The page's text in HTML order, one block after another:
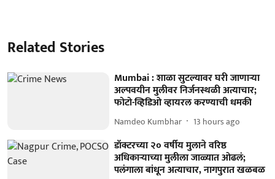
Related Stories
Mumbai : शाळा सुटल्यावर घरी जाणाऱ्या
अल्पवयीन मुलीवर निर्जनस्थळी अत्याचार;
फोटो-व्हिडिओ व्हायरल करण्याची धमकी
Namdeo Kumbhar 13 hours ago
डॉक्टरच्या २० वर्षीय मुलाने वरिष्ठ
अधिकाऱ्याच्या मुलीला जाळ्यात ओढलं;
पलंगाला बांधून अत्याचार, नागपुरात खळबळ